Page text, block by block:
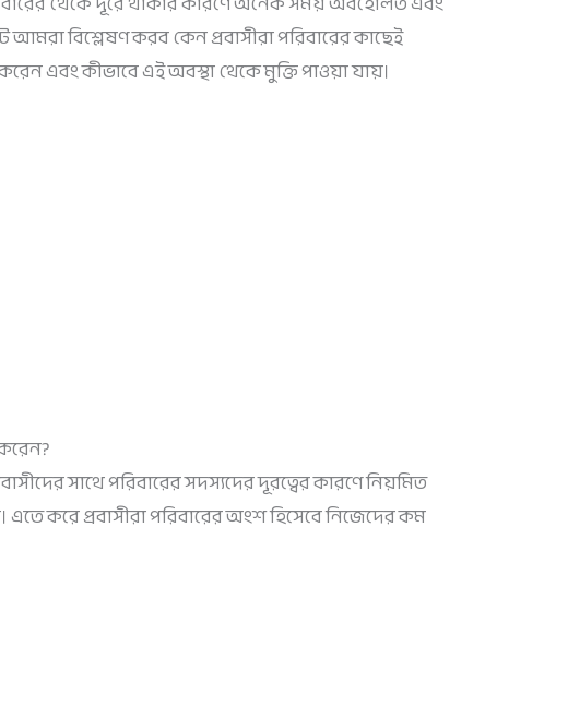
বিশ্লেষণ করব কেন প্রবাসীরা পরিবারের কাছেই
এবং কীভাবে এই অবস্থা থেকে মুক্তি পাওয়া যায়।
সাথে পরিবারের সদস্যদের দূরত্বের কারণে নিয়মিত
করে প্রবাসীরা পরিবারের অংশ হিসেবে নিজেদের কম